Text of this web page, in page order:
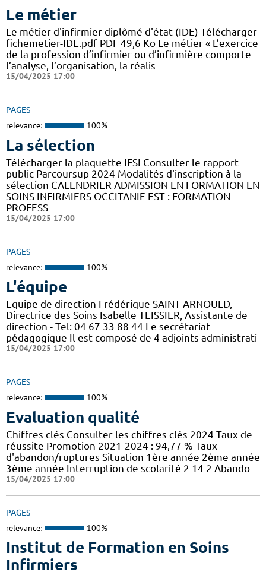
Le métier
Le métier d'infirmier diplômé d'état (IDE) Télécharger
fichemetier-IDE.pdf PDF 49,6 Ko Le métier « L’exercice
de la profession d’infirmier ou d’infirmière comporte
l’analyse, l’organisation, la réalis
15/04/2025 17:00
PAGES
relevance: 100%
La sélection
Télécharger la plaquette IFSI Consulter le rapport
public Parcoursup 2024 Modalités d'inscription à la
sélection CALENDRIER ADMISSION EN FORMATION EN
SOINS INFIRMIERS OCCITANIE EST : FORMATION
PROFESS
15/04/2025 17:00
PAGES
relevance: 100%
L'équipe
Equipe de direction Frédérique SAINT-ARNOULD,
Directrice des Soins Isabelle TEISSIER, Assistante de
direction - Tel: 04 67 33 88 44 Le secrétariat
pédagogique Il est composé de 4 adjoints administrati
15/04/2025 17:00
PAGES
relevance: 100%
Evaluation qualité
Chiffres clés Consulter les chiffres clés 2024 Taux de
réussite Promotion 2021-2024 : 94,77 % Taux
d'abandon/ruptures Situation 1ère année 2ème année
3ème année Interruption de scolarité 2 14 2 Abando
15/04/2025 17:00
PAGES
relevance: 100%
Institut de Formation en Soins
Infirmiers